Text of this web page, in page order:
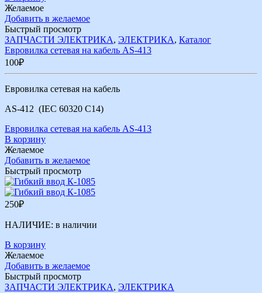
Желаемое
Добавить в желаемое
Быстрый просмотр
ЗАПЧАСТИ ЭЛЕКТРИКА, ЭЛЕКТРИКА, Каталог
Евровилка сетевая на кабель AS-413
100₽
Евровилка сетевая на кабель
AS-412 (IEC 60320 C14)
Евровилка сетевая на кабель AS-413
В корзину
Желаемое
Добавить в желаемое
Быстрый просмотр
250₽
НАЛИЧИЕ: в наличии
В корзину
Желаемое
Добавить в желаемое
Быстрый просмотр
ЗАПЧАСТИ ЭЛЕКТРИКА, ЭЛЕКТРИКА